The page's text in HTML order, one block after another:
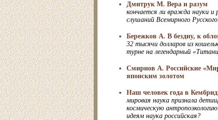
Дмитрук М. Вера и разум
кончается ли вражда науки и
слушаний Всемирного
Бережков А. В бездну, к
32 тысячи долларов из
турне на легендарный
Смирнов А. Российские
японским золотом
Наш человек года в
мировая наука признала
космическую
идеям наука российская?